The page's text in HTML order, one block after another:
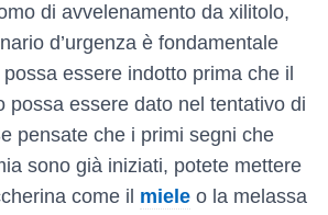
di avvelenamento da xilitolo,
d’urgenza è fondamentale
essere indotto prima che il
possa essere dato nel tentativo di
pensate che i primi segni che
sono già iniziati, potete mettere
come il miele o la melassa